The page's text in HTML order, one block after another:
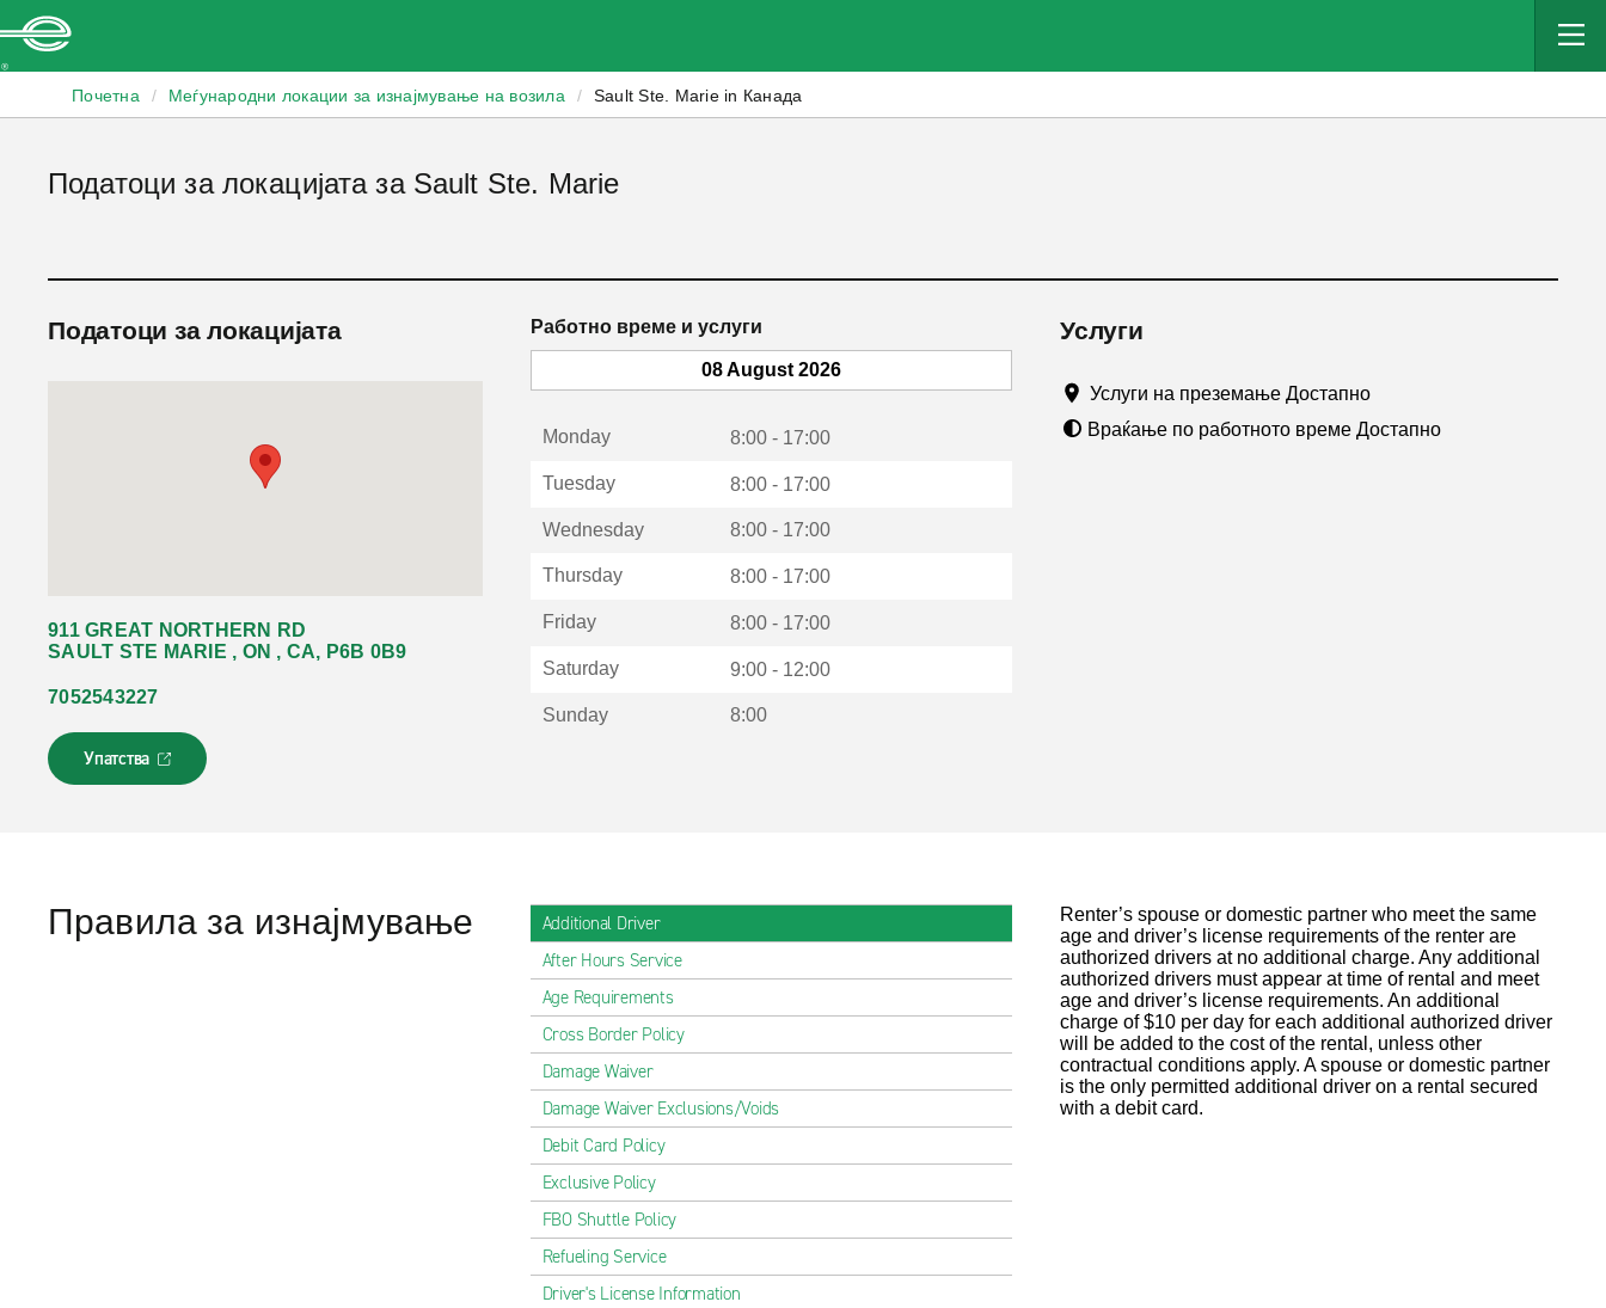
Почетна / Меѓународни локации за изнајмување на возила / Sault Ste. Marie in Канада
Податоци за локацијата за Sault Ste. Marie
Податоци за локацијата
911 GREAT NORTHERN RD
SAULT STE MARIE , ON , CA, P6B 0B9
7052543227
Упатства
Л
и
е
Работно време и услуги
08 August 2026
Monday 8:00 - 17:00
Tuesday 8:00 - 17:00
Wednesday 8:00 - 17:00
Thursday 8:00 - 17:00
Friday 8:00 - 17:00
Saturday 9:00 - 12:00
Sunday 8:00
Услуги
Услуги на преземање Достапно
Враќање по работното време Достапно
Правила за изнајмување
Additional Driver
After Hours Service
Age Requirements
Cross Border Policy
Damage Waiver
Damage Waiver Exclusions/Voids
Debit Card Policy
Exclusive Policy
FBO Shuttle Policy
Refueling Service
Driver's License Information
Renter’s spouse or domestic partner who meet the same
age and driver’s license requirements of the renter are
authorized drivers at no additional charge. Any additional
authorized drivers must appear at time of rental and meet
age and driver’s license requirements. An additional
charge of $10 per day for each additional authorized driver
will be added to the cost of the rental, unless other
contractual conditions apply. A spouse or domestic partner
is the only permitted additional driver on a rental secured
with a debit card.